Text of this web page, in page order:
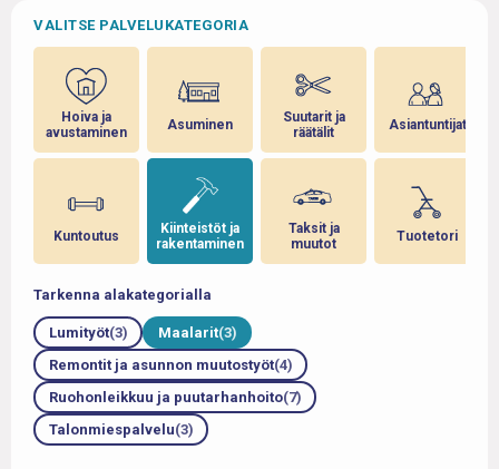
VALITSE PALVELUKATEGORIA
Hoiva ja
avustaminen
Kuntoutus
Asuminen
Kiinteistöt ja
rakentaminen
Suutarit ja
räätälit
Taksit ja
muutot
Asiantuntijat
Tuotetori
Tarkenna alakategorialla
Lumityöt(3) Maalarit(3)
Remontit ja asunnon muutostyöt(4)
Ruohonleikkuu ja puutarhanhoito(7)
Talonmiespalvelu(3)